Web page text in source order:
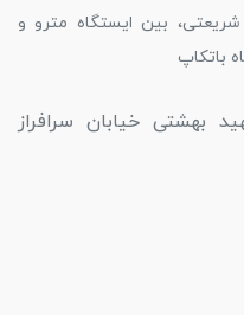
شریعتی، بین ایستگاه مترو و
باتکاپ
بهشتی خیابان سرافراز